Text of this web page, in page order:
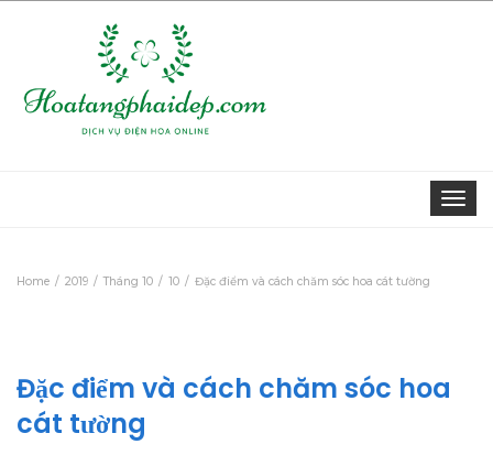
Home 2019 Tháng 10 10 Đặc điểm và cách chăm sóc hoa cát tường
Đặc điểm và cách chăm sóc hoa
cát tường